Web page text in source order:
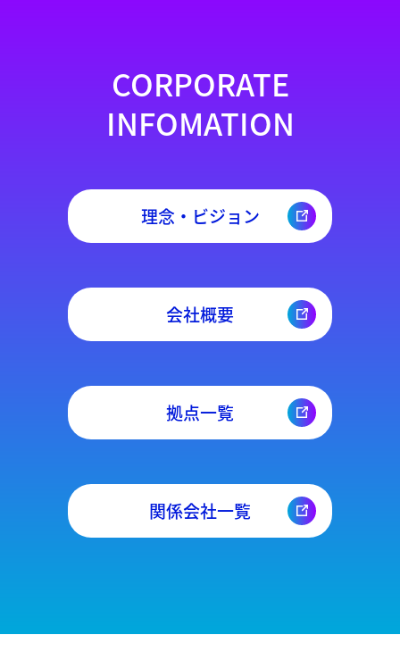
CORPORATE
INFOMATION
理念・ビジョン
会社概要
拠点一覧
関係会社一覧